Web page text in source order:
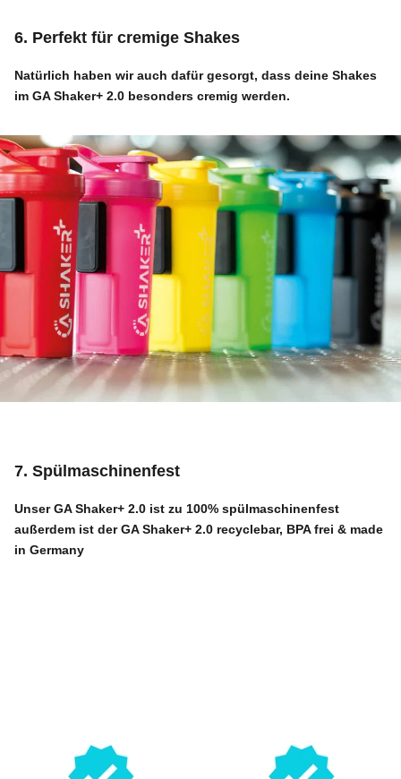
6. Perfekt für cremige Shakes
Natürlich haben wir auch dafür gesorgt, dass deine Shakes
im GA Shaker+ 2.0 besonders cremig werden.
7. Spülmaschinenfest
UnserGA Shaker+ 2.0 ist zu 100% spülmaschinenfest
außerdem ist derGA Shaker+ 2.0 recyclebar, BPA frei & made
in Germany